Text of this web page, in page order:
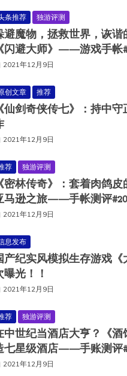
条推荐 独游评测
避魔物，拯救世界，诙谐
《闪避大师》——游戏手帐
2021年12月9日
创文章 推荐
《仙剑奇侠传七》：持中
2021年12月9日
荐 独游评测
《密林传奇》：套着肉鸽皮
马逊之旅——手帐测评
2021年12月9日
息发布
产纪实风模拟生存游戏《
曝光！！
2021年12月9日
荐 独游评测
中世纪当酒店大亨？《酒
七星级酒店——手账测评
2021年12月9日